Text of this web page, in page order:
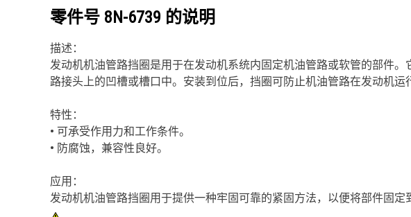
零件号 8N-6739 的说明
描述：
发动机机油管路挡圈是用于在发动机系统内固定机油管路或软管的部件
路接头上的凹槽或槽口中。安装到位后，挡圈可防止机油管路在发动机运
特性：
• 可承受作用力和工作条件。
• 防腐蚀，兼容性良好。
应用：
发动机机油管路挡圈用于提供一种牢固可靠的紧固方法，以便将部件固定